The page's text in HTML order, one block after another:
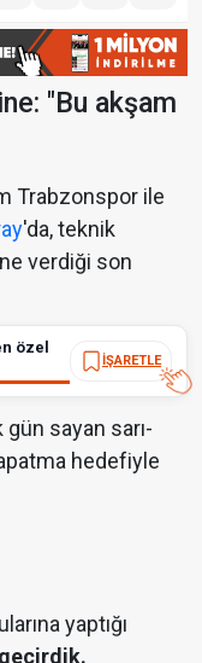
"Bu akşam
Trabzonspor ile
'da, teknik
verdiği son
özel
İŞARETLE
sayan sarı-
hedefiyle
yaptığı